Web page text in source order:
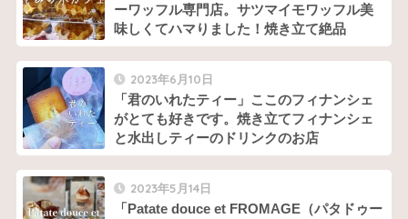
ーワッフル専門店。サツマイモワッフル美
味しくてハマりました！焼き立て絶品
2023年6月10日
「君のいれたティー」ここのフィナンシェ
がとても好きです。焼き立てフィナンシェ
と水出しティーのドリンクのお店
2023年5月14日
「Patate douce et FROMAGE（パタドゥー